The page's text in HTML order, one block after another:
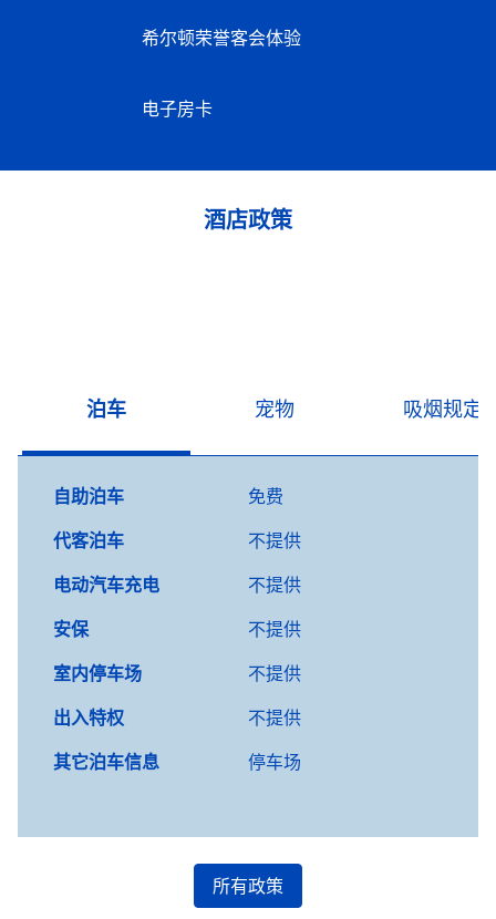
希尔顿荣誉客会体验
电子房卡
酒店政策
泊车 宠物 吸烟规定
自助泊车
免费
代客泊车
不提供
电动汽车充电
不提供
安保
不提供
室内停车场
不提供
出入特权
不提供
其它泊车信息
停车场
所有政策